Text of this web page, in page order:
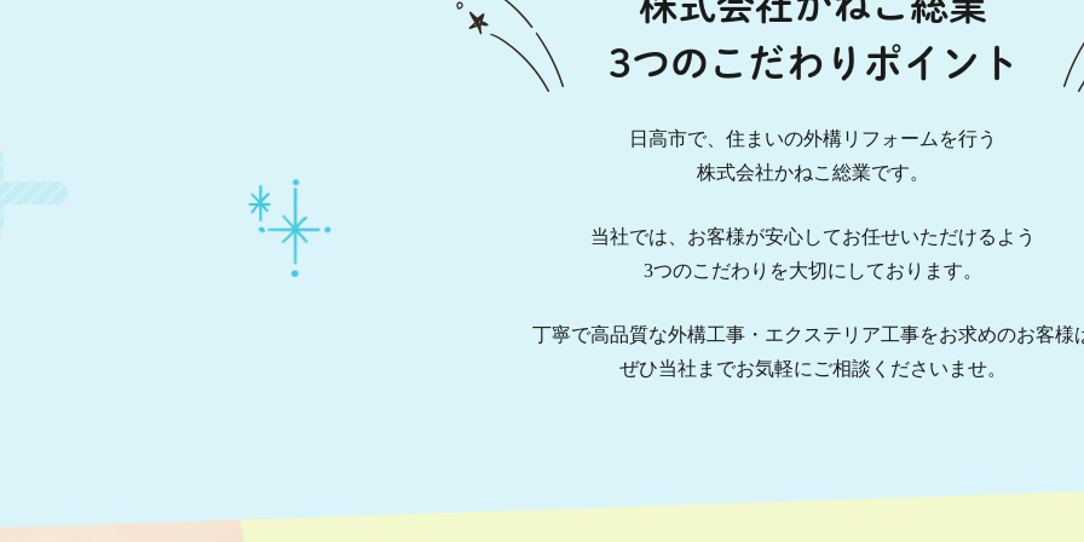
3つのこだわりポイント
日高市で、住まいの外構リフォームを行う
株式会社かねこ総業です。
当社では、お客様が安心してお任せいただけるよう
3つのこだわりを大切にしております。
丁寧で高品質な外構工事・エクステリア工事をお求めのお客様
ぜひ当社までお気軽にご相談くださいませ。